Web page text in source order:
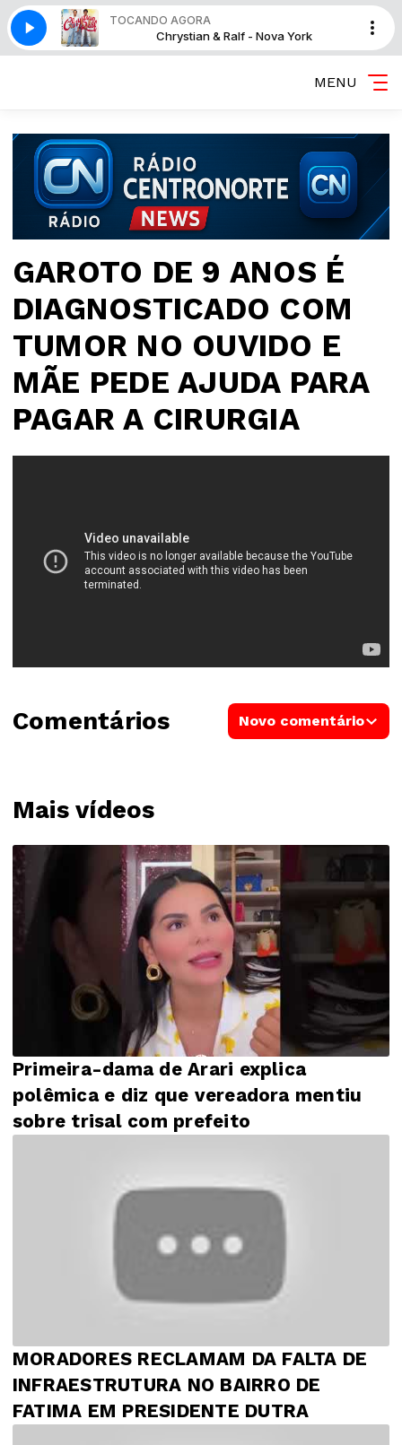
TOCANDO AGORA
York Chrystian & Ralf - Nova York
MENU
GAROTO DE 9 ANOS É
DIAGNOSTICADO COM
TUMOR NO OUVIDO E
MÃE PEDE AJUDA PARA
PAGAR A CIRURGIA
Mais vídeos
Primeira-dama de Arari explica
polêmica e diz que vereadora mentiu
sobre trisal com prefeito
MORADORES RECLAMAM DA FALTA DE
INFRAESTRUTURA NO BAIRRO DE
FATIMA EM PRESIDENTE DUTRA
Comentários Novo comentário